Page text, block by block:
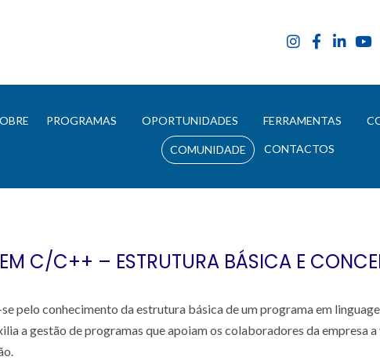
PROGRAMAS OPORTUNIDADES FERRAMENTAS
COMUNIDADE CONTACTOS
C/C++ – ESTRUTURA BÁSICA E
pelo conhecimento da estrutura básica de um programa em
a gestão de programas que apoiam os colaboradores da empresa